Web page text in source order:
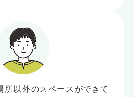
所以外のスペースができて